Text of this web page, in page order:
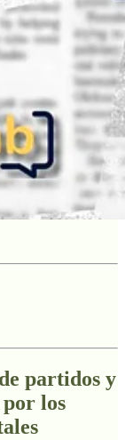
partidos y
por los